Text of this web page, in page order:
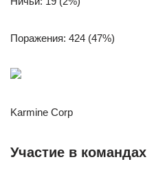
Поражения: 424 (47%)
Karmine Corp
Участие в командах